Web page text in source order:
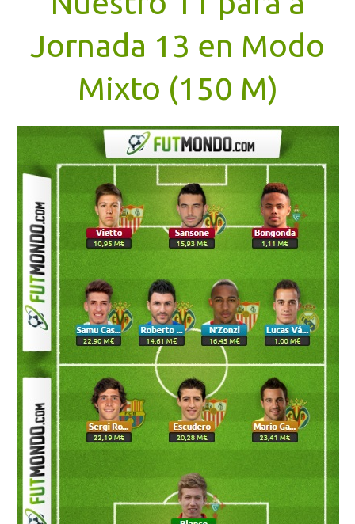
Jornada 13 en Modo
Mixto (150 M)